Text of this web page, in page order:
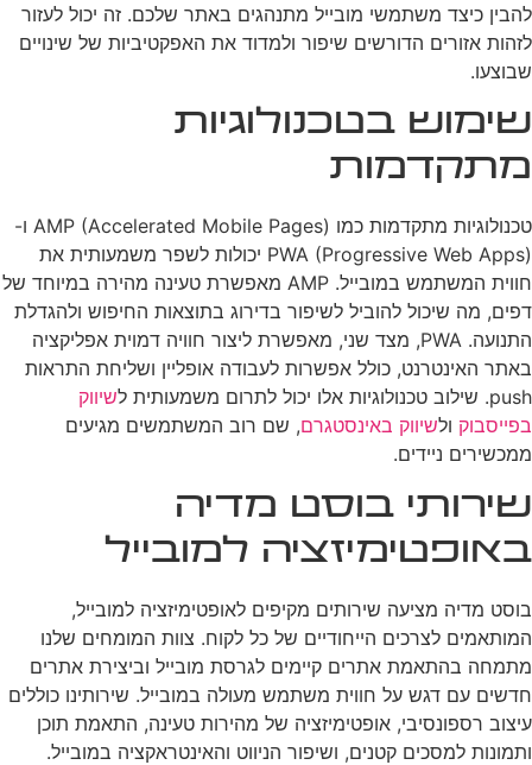
להבין כיצד משתמשי מובייל מתנהגים באתר שלכם. זה יכול לעזור
לזהות אזורים הדורשים שיפור ולמדוד את האפקטיביות של שינויים
שבוצעו.
שימוש בטכנולוגיות
מתקדמות
טכנולוגיות מתקדמות כמו AMP (Accelerated Mobile Pages) ו-
PWA (Progressive Web Apps) יכולות לשפר משמעותית את
חווית המשתמש במובייל. AMP מאפשרת טעינה מהירה במיוחד של
דפים, מה שיכול להוביל לשיפור בדירוג בתוצאות החיפוש ולהגדלת
התנועה. PWA, מצד שני, מאפשרת ליצור חוויה דמוית אפליקציה
באתר האינטרנט, כולל אפשרות לעבודה אופליין ושליחת התראות
push. שילוב טכנולוגיות אלו יכול לתרום משמעותית ל
שיווק
בפייסבוק ולשיווק באינסטגרם, שם רוב המשתמשים מגיעים
ממכשירים ניידים.
שירותי בוסט מדיה
באופטימיזציה למובייל
בוסט מדיה מציעה שירותים מקיפים לאופטימיזציה למובייל,
המותאמים לצרכים הייחודיים של כל לקוח. צוות המומחים שלנו
מתמחה בהתאמת אתרים קיימים לגרסת מובייל וביצירת אתרים
חדשים עם דגש על חווית משתמש מעולה במובייל. שירותינו כוללים
עיצוב רספונסיבי, אופטימיזציה של מהירות טעינה, התאמת תוכן
ותמונות למסכים קטנים, ושיפור הניווט והאינטראקציה במובייל.